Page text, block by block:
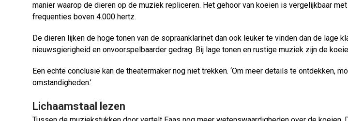
manier waarop de dieren op de muziek repliceren. Het gehoor van koeien is vergelijkbaar
frequenties boven 4.000 hertz.
De dieren lijken de hoge tonen van de sopraanklarinet dan ook leuker te vinden dan de lage
nieuwsgierigheid en onvoorspelbaarder gedrag. Bij lage tonen en rustige muziek zijn de
Een echte conclusie kan de theatermaker nog niet trekken. ‘Om meer details te ontdekken,
omstandigheden.’
Lichaamstaal lezen